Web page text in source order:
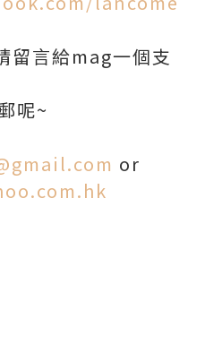
留言給mag一個支
呢~
or